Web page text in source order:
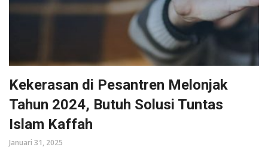
Kekerasan di Pesantren Melonjak
Tahun 2024, Butuh Solusi Tuntas
Islam Kaffah
Januari 31, 2025